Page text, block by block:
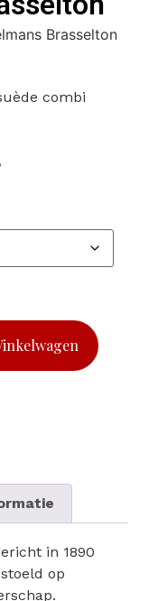
Brasselton
combi
in 1890
op